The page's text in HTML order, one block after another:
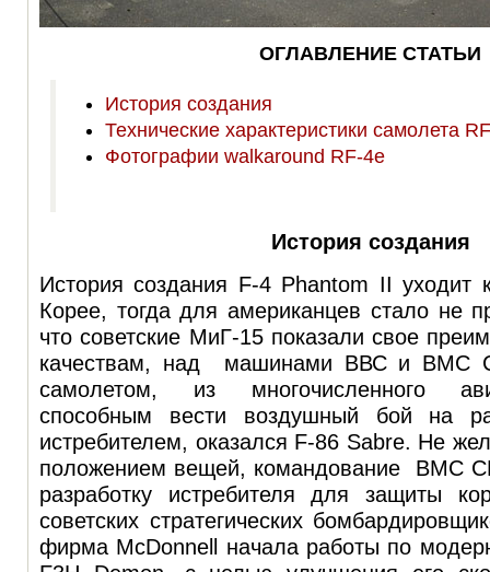
ОГЛАВЛЕНИЕ СТАТЬИ
История создания
Технические характеристики самолета
Фотографии walkaround RF-4e
История создания
История создания F-4 Phantom II
Корее, тогда для американцев стало не
что советские МиГ-15 показали свое
качествам, над машинами ВВС и ВМС
самолетом, из многочисленного
способным вести воздушный бой на
истребителем, оказался F-86 Sabre. Не
положением вещей, командование ВМС
разработку истребителя для защиты
советских стратегических
фирма McDonnell начала работы по